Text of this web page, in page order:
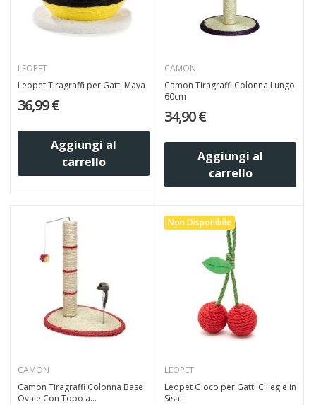
LEOPET
Leopet Tiragraffi per Gatti Maya
36,99 €
Aggiungi al
carrello
CAMON
Camon Tiragraffi Colonna Lungo
60cm
34,90 €
Aggiungi al
carrello
CAMON
Camon Tiragraffi Colonna Base
Ovale Con Topo a...
Non Disponibile
LEOPET
Leopet Gioco per Gatti Ciliegie in
Sisal